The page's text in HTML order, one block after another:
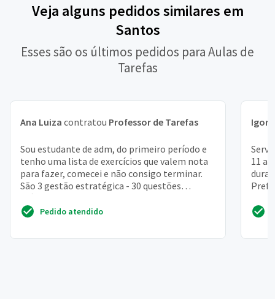
Veja alguns pedidos similares em
Santos
Esses são os últimos pedidos para Aulas de
Tarefas
Ana Luiza contratou Professor de Tarefas
Sou estudante de adm, do primeiro período e
tenho uma lista de exercícios que valem nota
para fazer, comecei e não consigo terminar.
São 3 gestão estratégica - 30 questões
múltipla escolh...
Pedido atendido
Igor
11